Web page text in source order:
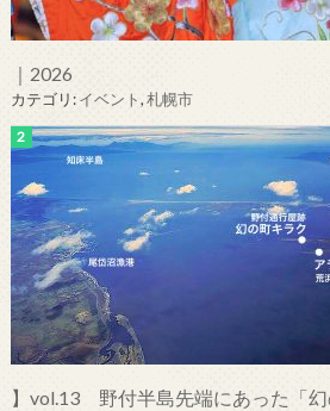
｜2026
カテゴリ:イベント,札幌市
】vol.13 野付半島先端にあった「幻